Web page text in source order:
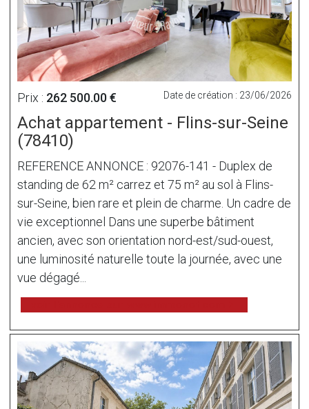
Prix : 262 500.00 € Date de création : 23/06/2026
Achat appartement - Flins-sur-Seine
(78410)
REFERENCE ANNONCE : 92076-141 - Duplex de
standing de 62 m² carrez et 75 m² au sol à Flins-
sur-Seine, bien rare et plein de charme. Un cadre de
vie exceptionnel Dans une superbe bâtiment
ancien, avec son orientation nord-est/sud-ouest,
une luminosité naturelle toute la journée, avec une
vue dégagé...